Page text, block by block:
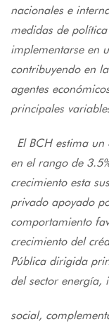
nacionales e
medidas de
implementarse en
contribuyendo en
agentes
principales
El BCH estima
en el rango de
crecimiento esta
privado apoyado
comportamiento
crecimiento del
Pública dirigida
del sector energía,
social,